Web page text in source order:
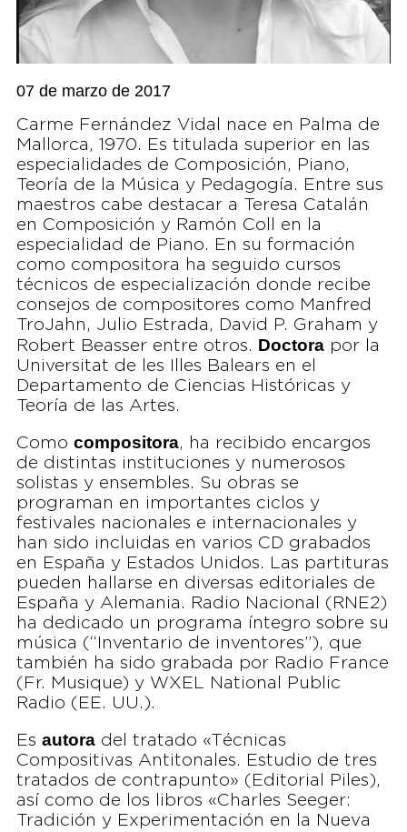
07 de marzo de 2017
Carme Fernández Vidal nace en Palma de
Mallorca, 1970. Es titulada superior en las
especialidades de Composición, Piano,
Teoría de la Música y Pedagogía. Entre sus
maestros cabe destacar a Teresa Catalán
en Composición y Ramón Coll en la
especialidad de Piano. En su formación
como compositora ha seguido cursos
técnicos de especialización donde recibe
consejos de compositores como Manfred
TroJahn, Julio Estrada, David P. Graham y
Robert Beasser entre otros. Doctorapor la
Universitat de les Illes Balears en el
Departamento de Ciencias Históricas y
Teoría de las Artes.
Como compositora, ha recibido encargos
de distintas instituciones y numerosos
solistas y ensembles. Su obras se
programan en importantes ciclos y
festivales nacionales e internacionales y
han sido incluidas en varios CD grabados
en España y Estados Unidos. Las partituras
pueden hallarse en diversas editoriales de
España y Alemania. Radio Nacional (RNE2)
ha dedicado un programa íntegro sobre su
música (“Inventario de inventores”), que
también ha sido grabada por Radio France
(Fr. Musique) y WXEL National Public
Radio (EE. UU.).
Es autoradel tratado «Técnicas
Compositivas Antitonales. Estudio de tres
tratados de contrapunto» (Editorial Piles),
así como de los libros «Charles Seeger:
Tradición y Experimentación en la Nueva